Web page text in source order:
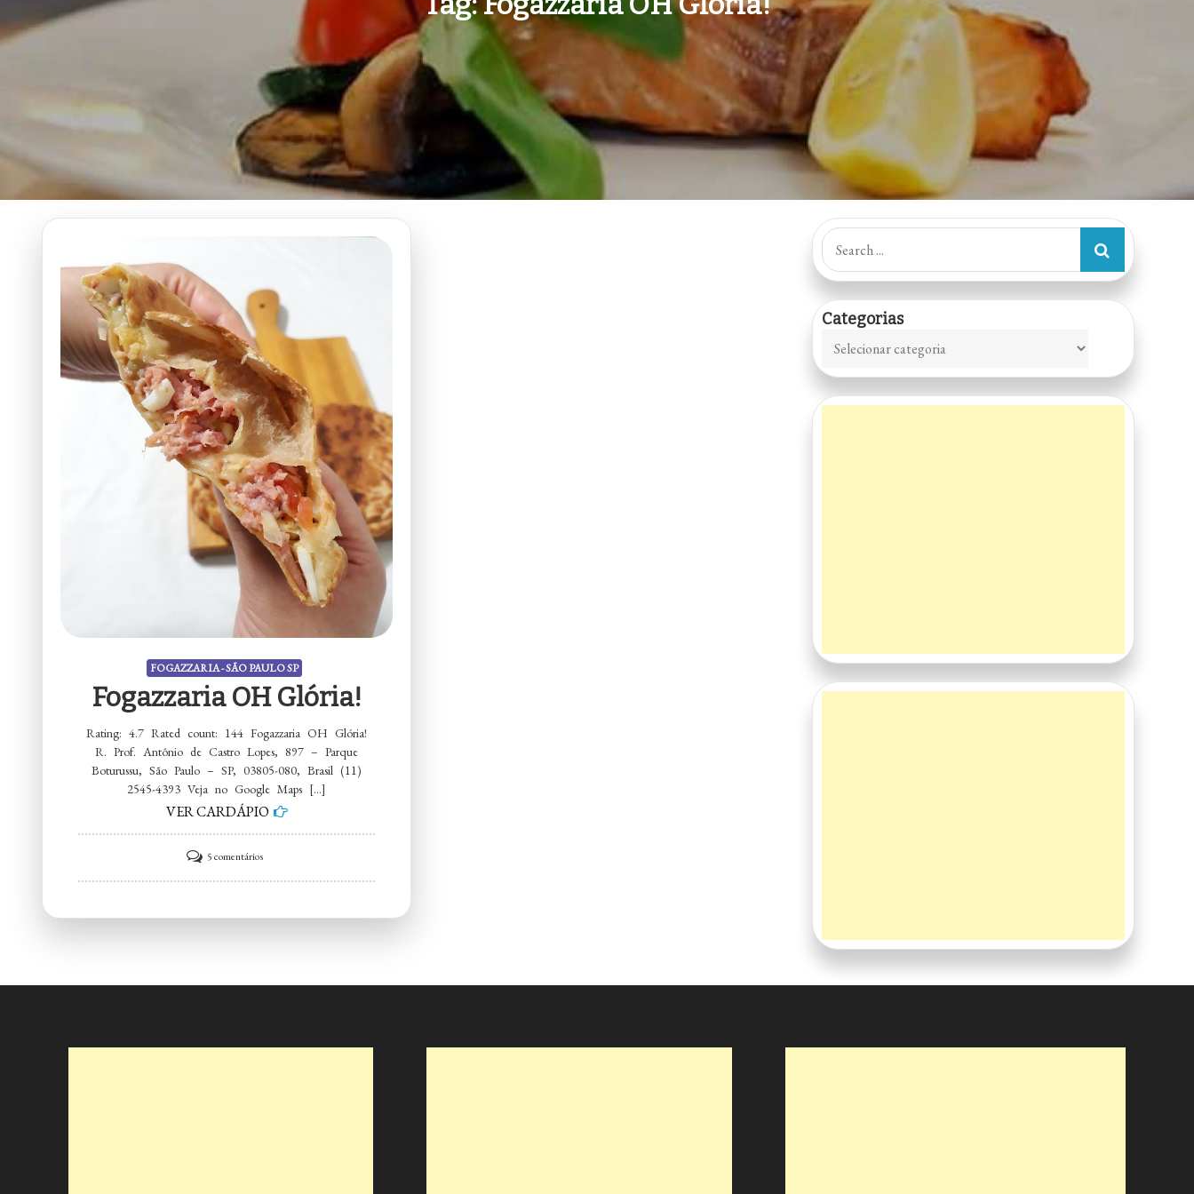
FOGAZZARIA - SÃO PAULO SP
Fogazzaria OH Glória!
Rating: 4.7 Rated count: 144 Fogazzaria OH Glória!
R. Prof. Antônio de Castro Lopes, 897 – Parque
Boturussu, São Paulo – SP, 03805-080, Brasil (11)
2545-4393 Veja no Google Maps […]
VER CARDÁPIO
5 comentáriosem
Fogazzaria
Search
for:
Categorias
Categorias